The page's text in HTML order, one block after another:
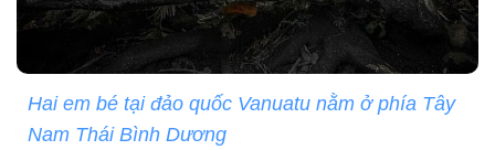
Hai em bé tại đảo quốc Vanuatu nằm ở phía Tây
Nam Thái Bình Dương